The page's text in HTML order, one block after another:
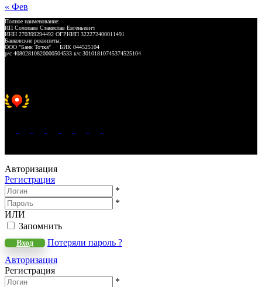
« Фев
Полное наименование:
ИП Солопаев Станислав Евгеньевич
ИНН 270399294492 ОГРНИП 322272400011491
Банковские реквизиты:
ООО "Банк Точка" БИК 044525104
р/с 40802810820000504533 к/с 30101810745374525104
Авторизация
Регистрация
*
*
ИЛИ
Запомнить
Вход
Потеряли пароль ?
Авторизация
Регистрация
*